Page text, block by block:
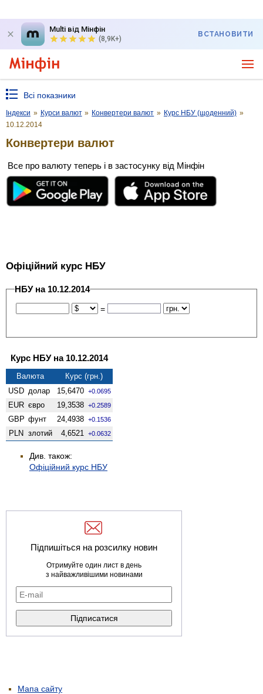
Multi від Мінфін
(8,9K+)
ВСТАНОВИТИ
Всі показники
Індекси » Курси валют » Конвертери валют » Курс НБУ (щоденний) »
10.12.2014
Конвертери валют
Все про валюту теперь і в застосунку від Мінфін
Офіційний курс НБУ
НБУ на 10.12.2014
=
Курс НБУ на 10.12.2014
Валюта
Курс (грн.)
USD долар 15,6470 +0.0695
EUR євро 19,3538 +0.2589
GBP фунт 24,4938 +0.1536
PLN злотий 4,6521 +0.0632
Див. також:
Офіційний курс НБУ
Підпишіться на розсилку новин
Отримуйте один лист в день
з найважливішими новинами
Мапа сайту